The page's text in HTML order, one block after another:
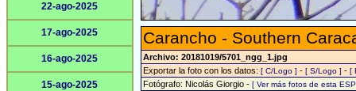
22-ago-2025
17-ago-2025
16-ago-2025
15-ago-2025
Carancho - Southern
Archivo: 20181019/5701_ngg_1.jpg
Exportar la foto con los datos: [ C/Logo ] - [ S/Logo ] - [
Fotógrafo: Nicolás Giorgio - [ Ver más fotos de esta